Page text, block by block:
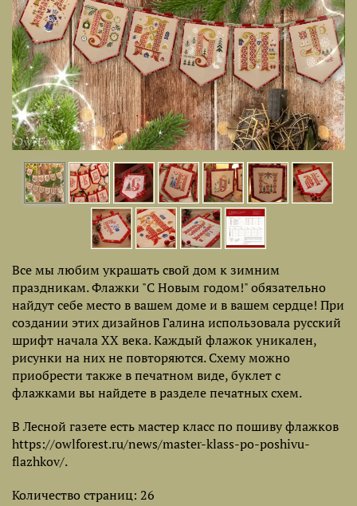
Все мы любим украшать свой дом к зимним
праздникам. Флажки "С Новым годом!" обязательно
найдут себе место в вашем доме и в вашем сердце! При
создании этих дизайнов Галина использовала русский
шрифт начала XX века. Каждый флажок уникален,
рисунки на них не повторяются. Схему можно
приобрести также в печатном виде, буклет с
флажками вы найдете в разделе печатных схем.
В Лесной газете есть мастер класс по пошиву флажков
https://owlforest.ru/news/master-klass-po-poshivu-
flazhkov/.
Количество страниц: 26